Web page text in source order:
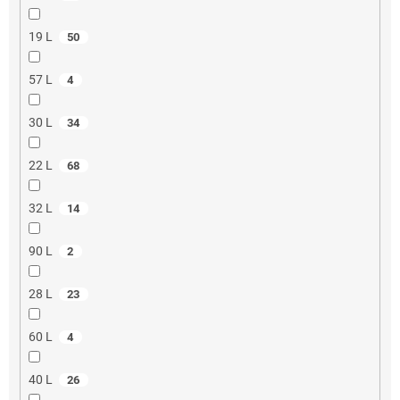
19 L 50
57 L 4
30 L 34
22 L 68
32 L 14
90 L 2
28 L 23
60 L 4
40 L 26